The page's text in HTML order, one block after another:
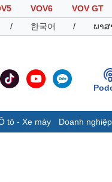
VOV6
VOV GT
/ 한국어 / ພາສ
tô - Xe máy Doanh nghiệp